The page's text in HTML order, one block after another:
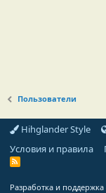
Пользователи
Hihglander Style
Условия и правила
R
Разработка и